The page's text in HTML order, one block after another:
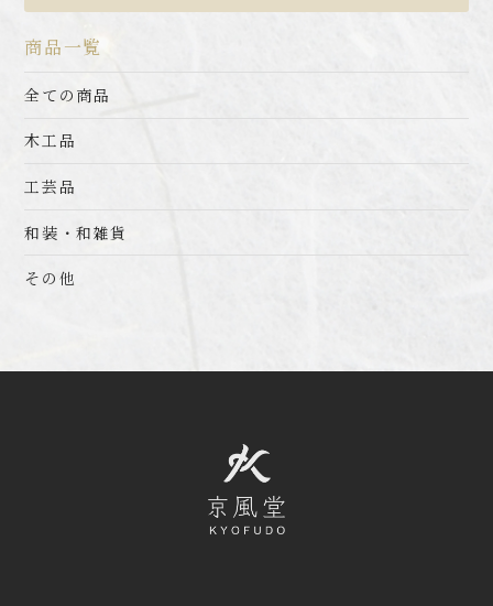
商品一覧
全ての商品
木工品
工芸品
和装・和雑貨
その他